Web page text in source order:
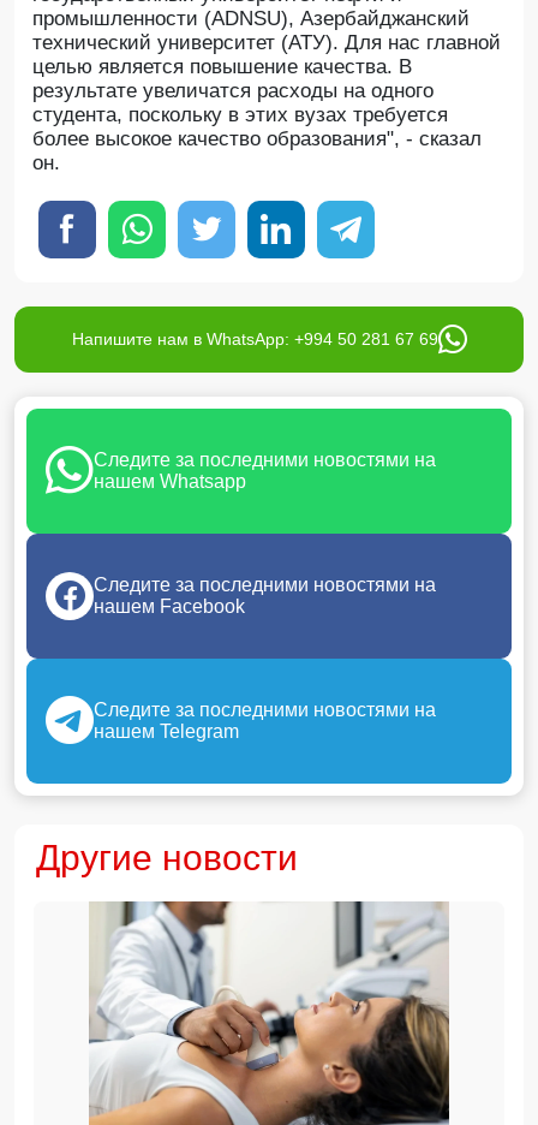
промышленности (ADNSU), Азербайджанский
технический университет (АТУ). Для нас главной
целью является повышение качества. В
результате увеличатся расходы на одного
студента, поскольку в этих вузах требуется
более высокое качество образования", - сказал
он.
Напишите нам в WhatsApp: +994 50 281 67 69
Следите за последними новостями на
нашем Whatsapp
Следите за последними новостями на
нашем Facebook
Следите за последними новостями на
нашем Telegram
Другие новости